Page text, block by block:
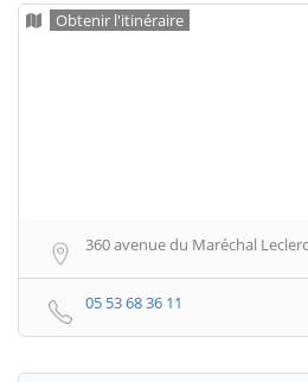
Obtenir l'itinéraire
360 avenue du Maréchal
05 53 68 36 11